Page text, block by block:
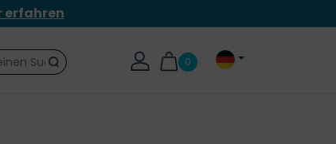
erfahren
0
Suche